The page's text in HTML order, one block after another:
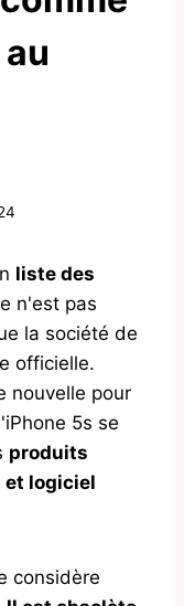
liste des
n'est pas
la société de
officielle.
nouvelle pour
5s se
produits
et logiciel
considère